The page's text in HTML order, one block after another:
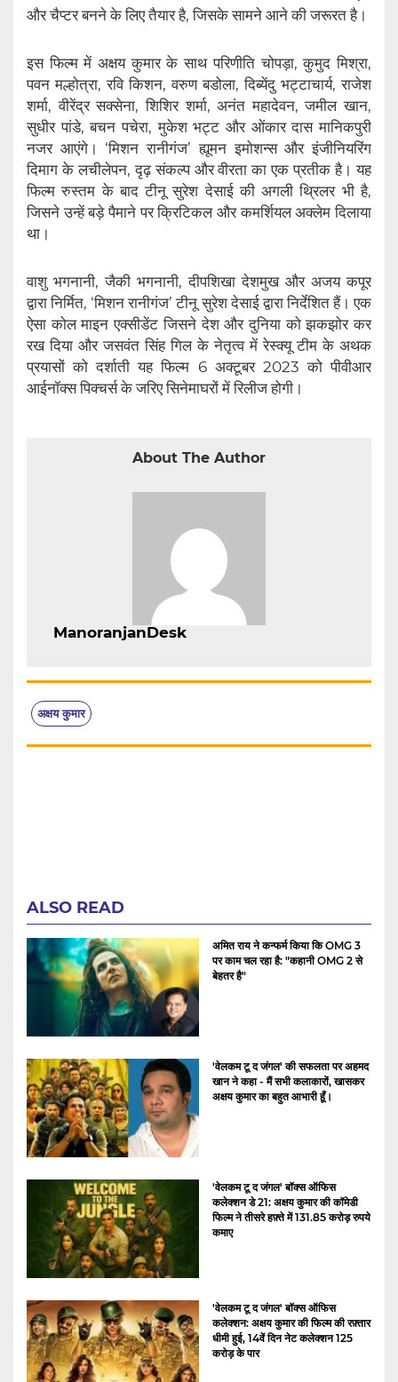
और चैप्टर बनने के लिए तैयार है, जिसके सामने आने की जरूरत है।
इस फिल्म में अक्षय कुमार के साथ परिणीति चोपड़ा, कुमुद मिश्रा,
पवन मल्होत्रा, रवि किशन, वरुण बडोला, दिब्येंदु भट्टाचार्य, राजेश
शर्मा, वीरेंद्र सक्सेना, शिशिर शर्मा, अनंत महादेवन, जमील खान,
सुधीर पांडे, बचन पचेरा, मुकेश भट्ट और ओंकार दास मानिकपुरी
नजर आएंगे। ‘मिशन रानीगंज’ ह्यूमन इमोशन्स और इंजीनियरिंग
दिमाग के लचीलेपन, दृढ़ संकल्प और वीरता का एक प्रतीक है। यह
फिल्म रुस्तम के बाद टीनू सुरेश देसाई की अगली थ्रिलर भी है,
जिसने उन्हें बड़े पैमाने पर क्रिटिकल और कमर्शियल अक्लेम दिलाया
था।
वाशु भगनानी, जैकी भगनानी, दीपशिखा देशमुख और अजय कपूर
द्वारा निर्मित, ‘मिशन रानीगंज’ टीनू सुरेश देसाई द्वारा निर्देशित हैं। एक
ऐसा कोल माइन एक्सीडेंट जिसने देश और दुनिया को झकझोर कर
रख दिया और जसवंत सिंह गिल के नेतृत्व में रेस्क्यू टीम के अथक
प्रयासों को दर्शाती यह फिल्म 6 अक्टूबर 2023 को पीवीआर
आईनॉक्स पिक्चर्स के जरिए सिनेमाघरों में रिलीज होगी।
About The Author
ManoranjanDesk
अक्षय कुमार
ALSO READ
अमित राय ने कन्फर्म किया कि OMG 3
पर काम चल रहा है: "कहानी OMG 2 से
बेहतर है"
'वेलकम टू द जंगल' की सफलता पर अहमद
खान ने कहा - मैं सभी कलाकारों, खासकर
अक्षय कुमार का बहुत आभारी हूँ।
'वेलकम टू द जंगल' बॉक्स ऑफिस
कलेक्शन डे 21: अक्षय कुमार की कॉमेडी
फिल्म ने तीसरे हफ़्ते में 131.85 करोड़ रुपये
कमाए
'वेलकम टू द जंगल' बॉक्स ऑफिस
कलेक्शन: अक्षय कुमार की फिल्म की रफ़्तार
धीमी हुई, 14वें दिन नेट कलेक्शन 125
करोड़ के पार